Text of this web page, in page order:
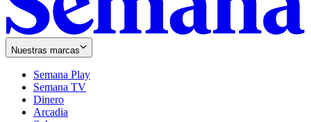
Nuestras marcas
Semana Play
Semana TV
Dinero
Arcadia